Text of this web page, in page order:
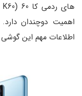
اهمیت دوچندان
اطلاعات مهم این